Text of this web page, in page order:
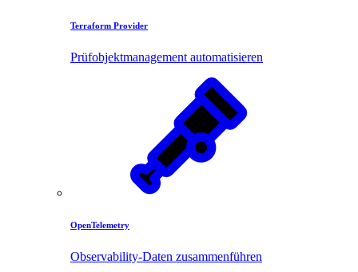
Terraform Provider
Prüfobjektmanagement automatisieren
OpenTelemetry
Observability-Daten zusammenführen